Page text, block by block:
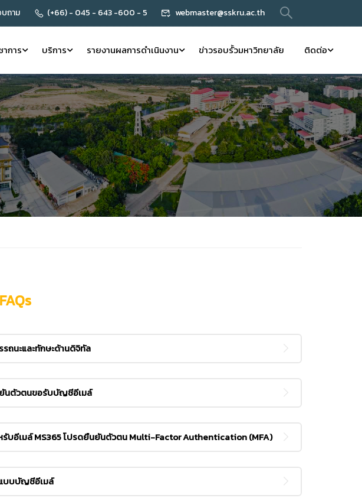
ถาม (+66) - 045 - 643 -600 - 5 webmaster@sskru.ac.th
าการ บริการ รายงานผลการดำเนินงาน ข่าวรอบรั้วมหาวิทยาลัย ติดต่อ
FAQs
รถนะและทักษะด้านดิจิทัล
นตัวตนขอรับบัญชีอีเมล์
รับอีเมล์ MS365 โปรดยืนยันตัวตน Multi-Factor Authentication (MFA)
บบบัญชีอีเมล์